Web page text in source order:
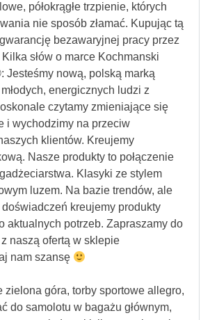
półokrągłe trzpienie, których
nie sposób złamać. Kupując tą
bezawaryjnej pracy przez
słów o marce Kochmanski
Jesteśmy nową, polską marką
energicznych ludzi z
czytamy zmieniające się
i wychodzimy na przeciw
klientów. Kreujemy
Nasze produkty to połączenie
Klasyki ze stylem
luzem. Na bazie trendów, ale
doświadczeń kreujemy produkty
aktualnych potrzeb. Zapraszamy do
naszą ofertą w sklepie
nam szansę
zielona góra, torby sportowe allegro,
do samolotu w bagażu głównym,